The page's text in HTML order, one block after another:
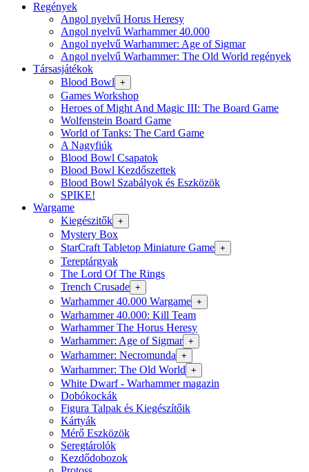
Regények
Angol nyelvű Horus Heresy
Angol nyelvű Warhammer 40.000
Angol nyelvű Warhammer: Age of Sigmar
Angol nyelvű Warhammer: The Old World regények
Társasjátékok
Blood Bowl +
Games Workshop
Heroes of Might And Magic III: The Board Game
Wolfenstein Board Game
World of Tanks: The Card Game
A Nagyfiúk
Blood Bowl Csapatok
Blood Bowl Kezdőszettek
Blood Bowl Szabályok és Eszközök
SPIKE!
Wargame
Kiegészitők +
Mystery Box
StarCraft Tabletop Miniature Game +
Tereptárgyak
The Lord Of The Rings
Trench Crusade +
Warhammer 40.000 Wargame +
Warhammer 40.000: Kill Team
Warhammer The Horus Heresy
Warhammer: Age of Sigmar +
Warhammer: Necromunda +
Warhammer: The Old World +
White Dwarf - Warhammer magazin
Dobókockák
Figura Talpak és Kiegészítőik
Kártyák
Mérő Eszközök
Seregtárolók
Kezdődobozok